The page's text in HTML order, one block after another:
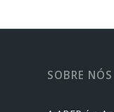
SOBRE NÓS